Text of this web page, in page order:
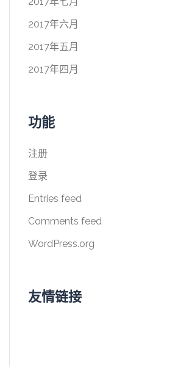
2017年六月
2017年五月
2017年四月
功能
注册
登录
Entries feed
Comments feed
WordPress.org
友情链接